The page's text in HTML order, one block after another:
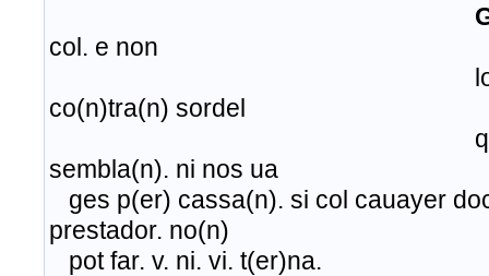
col. e non
lor en fa reuel.
co(n)tra(n) sordel
q(e)l no(n)
sembla(n). ni nos ua
ges p(er) cassa(n). si col cauayer
prestador. no(n)
pot far. v. ni. vi. t(er)na.